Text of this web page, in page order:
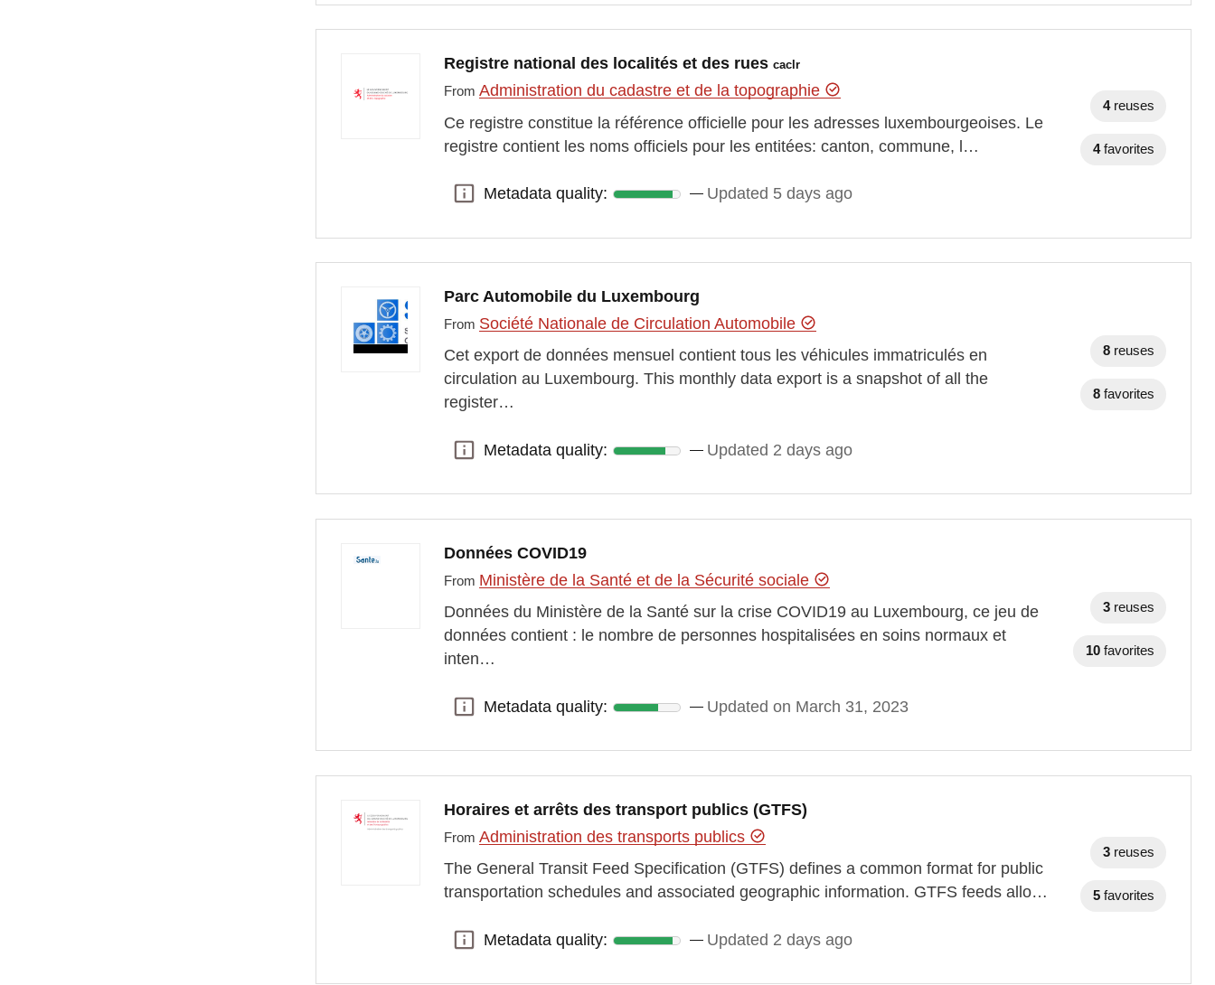
Registre national des localités et des ruescaclr
FromAdministration du cadastre et de la topographie
Ce registre constitue la référence officielle pour les adresses luxembourgeoises. Le
registre contient les noms officiels pour les entitées: canton, commune, l…
Metadata quality:
Metadata quality: Updated 5 days ago
4 reuses
4 favorites
Parc Automobile du Luxembourg
From Société Nationale de Circulation Automobile
Cet export de données mensuel contient tous les véhicules immatriculés en
circulation au Luxembourg. This monthly data export is a snapshot of all the
register…
Metadata quality:
Metadata quality: Updated 2 days ago
8 reuses
8 favorites
Données COVID19
From Ministère de la Santé et de la Sécurité sociale
Données du Ministère de la Santé sur la crise COVID19 au Luxembourg, ce jeu de
données contient : le nombre de personnes hospitalisées en soins normaux et
inten…
Metadata quality:
Metadata quality: Updated on March 31, 2023
3 reuses
10 favorites
Horaires et arrêts des transport publics (GTFS)
FromAdministration des transports publics
The General Transit Feed Specification (GTFS) defines a common format for public
transportation schedules and associated geographic information. GTFS feeds allo…
Metadata quality:
Metadata quality: Updated 2 days ago
3 reuses
5 favorites